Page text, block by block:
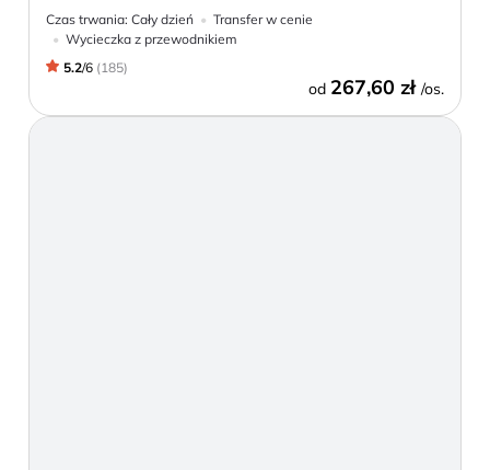
Czas trwania: Cały dzień
Transfer w cenie
Wycieczka z przewodnikiem
5.2/6 (185)
od 267,60 zł /os.